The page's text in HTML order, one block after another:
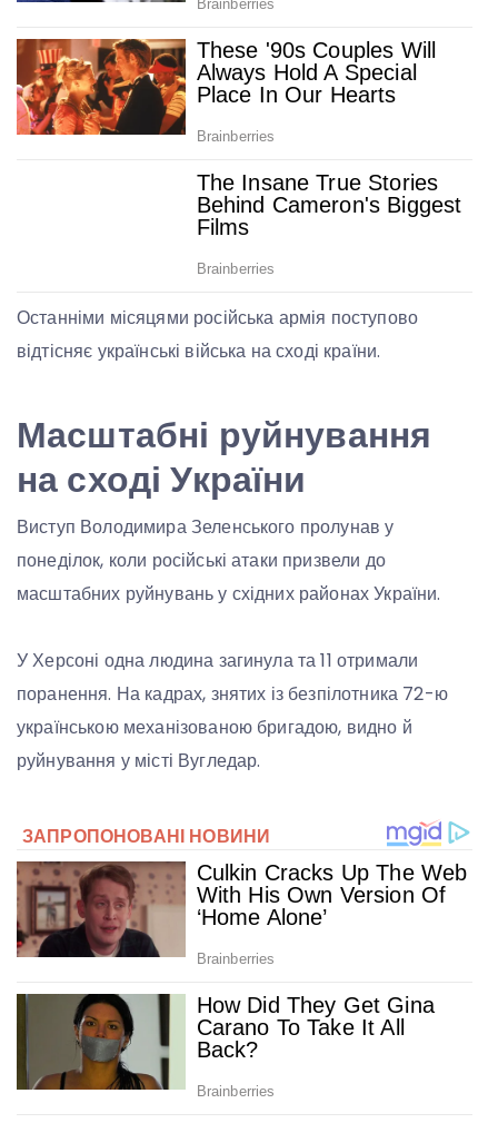
Останніми місяцями російська армія поступово
відтісняє українські війська на сході країни.
Масштабні руйнування
на сході України
Виступ Володимира Зеленського пролунав у
понеділок, коли російські атаки призвели до
масштабних руйнувань у східних районах України.
У Херсоні одна людина загинула та 11 отримали
поранення. На кадрах, знятих із безпілотника 72-ю
українською механізованою бригадою, видно й
руйнування у місті Вугледар.